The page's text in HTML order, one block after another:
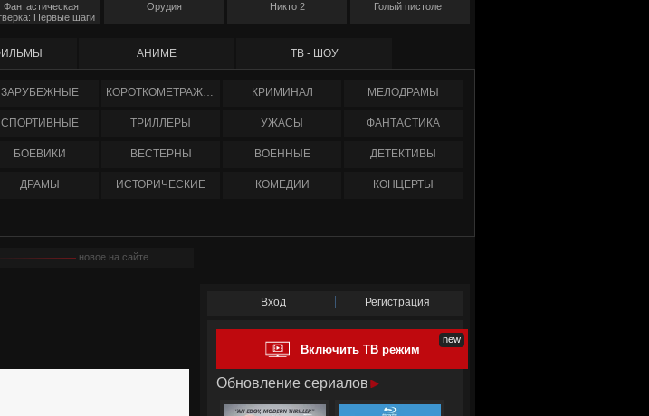
Фантастическая
Первые шаги
Орудия Никто 2 Голый пистолет
АНИМЕ ТВ - ШОУ
ЗАРУБЕЖНЫЕ КОРОТКОМЕТРАЖНЫЕ КРИМИНАЛ МЕЛОДРАМЫ
СПОРТИВНЫЕ ТРИЛЛЕРЫ УЖАСЫ ФАНТАСТИКА
БОЕВИКИ ВЕСТЕРНЫ ВОЕННЫЕ ДЕТЕКТИВЫ
ДРАМЫ ИСТОРИЧЕСКИЕ КОМЕДИИ КОНЦЕРТЫ
новое на сайте
Вход Регистрация
Включить ТВ режим
Обновление сериалов